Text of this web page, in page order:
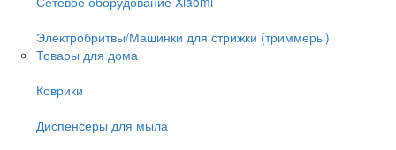
Электробритвы/Машинки для стрижки (триммеры)
Товары для дома
Коврики
Диспенсеры для мыла